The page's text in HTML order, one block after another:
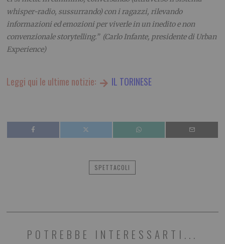
whisper-radio, sussurrando) con i ragazzi, rilevando
informazioni ed emozioni per viverle in un inedito e non
convenzionale storytelling.” (Carlo Infante, presidente di Urban
Experience)
Leggi qui le ultime notizie: IL TORINESE
SPETTACOLI
POTREBBE INTERESSARTI...